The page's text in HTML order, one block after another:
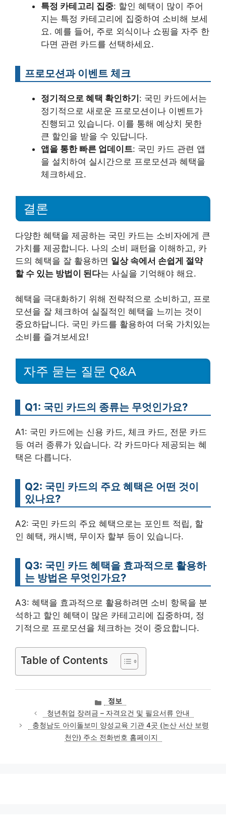
특정 카테고리 집중: 할인 혜택이 많이 주어
지는 특정 카테고리에 집중하여 소비해 보세
요. 예를 들어, 주로 외식이나 쇼핑을 자주 한
다면 관련 카드를 선택하세요.
프로모션과 이벤트 체크
정기적으로 혜택 확인하기: 국민 카드에서는
정기적으로 새로운 프로모션이나 이벤트가
진행되고 있습니다. 이를 통해 예상치 못한
큰 할인을 받을 수 있답니다.
앱을 통한 빠른 업데이트: 국민 카드 관련 앱
을 설치하여 실시간으로 프로모션과 혜택을
체크하세요.
결론
다양한 혜택을 제공하는 국민 카드는 소비자에게 큰
가치를 제공합니다. 나의 소비 패턴을 이해하고, 카
드의 혜택을 잘 활용하면 일상 속에서 손쉽게 절약
할 수 있는 방법이 된다는 사실을 기억해야 해요.
혜택을 극대화하기 위해 전략적으로 소비하고, 프로
모션을 잘 체크하여 실질적인 혜택을 느끼는 것이
중요하답니다. 국민 카드를 활용하여 더욱 가치있는
소비를 즐겨보세요!
자주 묻는 질문 Q&A
Q1: 국민 카드의 종류는 무엇인가요?
A1: 국민 카드에는 신용 카드, 체크 카드, 전문 카드
등 여러 종류가 있습니다. 각 카드마다 제공되는 혜
택은 다릅니다.
Q2: 국민 카드의 주요 혜택은 어떤 것이
있나요?
A2: 국민 카드의 주요 혜택으로는 포인트 적립, 할
인 혜택, 캐시백, 무이자 할부 등이 있습니다.
Q3: 국민 카드 혜택을 효과적으로 활용하
는 방법은 무엇인가요?
A3: 혜택을 효과적으로 활용하려면 소비 항목을 분
석하고 할인 혜택이 많은 카테고리에 집중하며, 정
기적으로 프로모션을 체크하는 것이 중요합니다.
Table of Contents
카
테
고
리
정보
청년취업 장려금 – 자격요건 및 필요서류 안내
충청남도 아이돌보미 양성교육 기관 4곳 (논산 서산 보령
천안) 주소 전화번호 홈페이지